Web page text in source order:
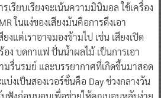
รียบเรียงจะเน้นความมินิมอล ใช้เครื่อง
ในแง่ของเสียงมันคือการดึงเอา
งแต่เราอาจมองข้ามไป เช่น เสียงเปิด
ง บดกาแฟ ปั่นน้ำผลไม้ เป็นการเอา
มรื่นรมย์ และบรรยากาศที่เกิดขึ้นมาสอด
งเป็นสองเวอร์ชั่นคือ Day ช่วงกลางวัน